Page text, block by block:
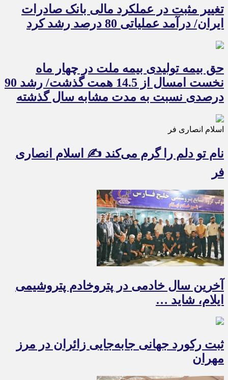
تغییر مثبت در عملکرد مالی بانک صادرات
ایران/ درآمد عملیاتی 80 درصد رشد کرد
حق بیمه تولیدی بیمه ملت در چهار ماه
نخست امسال از 14.5 همت گذشت/ رشد 90
درصدی نسبت به مدت مشابه سال گذشته
اسلام انصاری فر
نام تو دلم را گرم می‌کند ✍️ اسلام انصاری
فر
آخرین سال خادمی در پتروخادم پتروشیمی
ایلام، شاید …
ثبت رکورد جهانی جابه‌جایی زائران در مرز
مهران